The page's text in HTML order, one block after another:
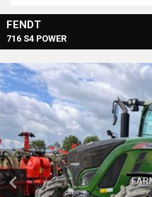
FENDT
716 S4 POWER